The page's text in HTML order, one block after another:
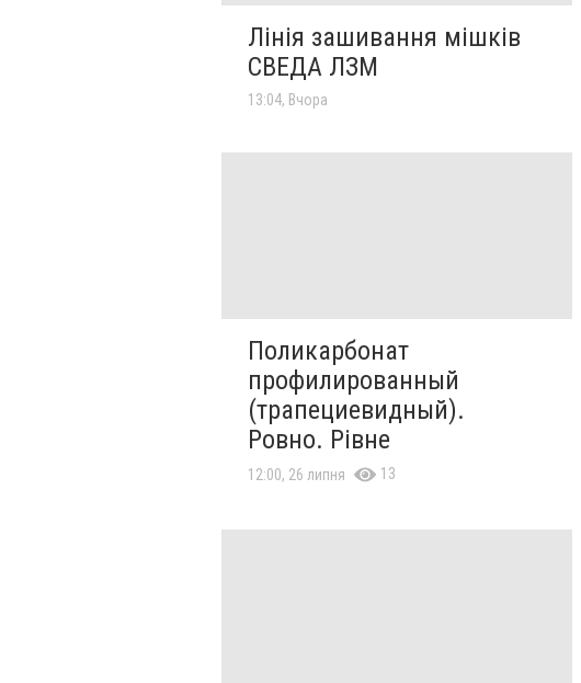
Лінія зашивання мішків
СВЕДА ЛЗМ
13:04, Вчора
Поликарбонат
профилированный
(трапециевидный).
Ровно. Рівне
12:00, 26 липня 13